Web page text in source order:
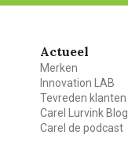
Actueel
Merken
Innovation LAB
Tevreden klanten
Carel Lurvink Blog
Carel de podcast